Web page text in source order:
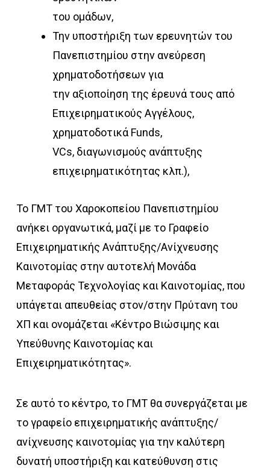
του ομάδων,
Την υποστήριξη των ερευνητών του
Πανεπιστημίου στην ανεύρεση
χρηματοδοτήσεων για
την αξιοποίηση της έρευνά τους από
Επιχειρηματικούς Αγγέλους,
χρηματοδοτικά Funds,
VCs, διαγωνισμούς ανάπτυξης
επιχειρηματικότητας κλπ.),
Το ΓΜΤ του Χαροκοπείου Πανεπιστημίου
ανήκει οργανωτικά, μαζί με το Γραφείο
Επιχειρηματικής Ανάπτυξης/Ανίχνευσης
Καινοτομίας στην αυτοτελή Μονάδα
Μεταφοράς Τεχνολογίας και Καινοτομίας, που
υπάγεται απευθείας στον/στην Πρύτανη του
ΧΠ και ονομάζεται «Κέντρο Βιώσιμης και
Υπεύθυνης Καινοτομίας και
Επιχειρηματικότητας».
Σε αυτό το κέντρο, το ΓΜΤ θα συνεργάζεται με
το γραφείο επιχειρηματικής ανάπτυξης/
ανίχνευσης καινοτομίας για την καλύτερη
δυνατή υποστήριξη και κατεύθυνση στις